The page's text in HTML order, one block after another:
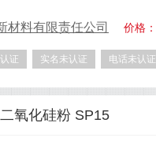
材料有限责任公司 价格
证 实名未认证 电话未认证
氧化硅粉 SP15